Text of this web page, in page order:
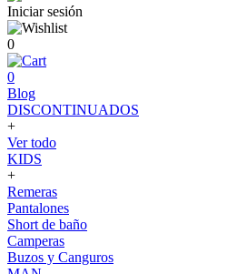
Iniciar sesión
0
0
Blog
DISCONTINUADOS
+
Ver todo
KIDS
+
Remeras
Pantalones
Short de baño
Camperas
Buzos y Canguros